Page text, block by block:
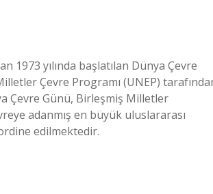
1973 yılında başlatılan Dünya Çevre
Çevre Programı (UNEP)
Çevre Günü, Birleşmiş Milletler
adanmış en büyük uluslararası
edilmektedir.